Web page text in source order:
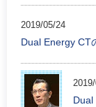
2019/05/24
Dual Energy